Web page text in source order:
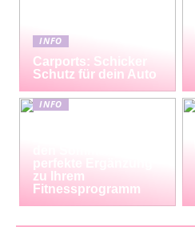
INFO
Carports: Schicker
Schutz für dein Auto
INFO
perfekte Ergänzung
zu Ihrem
Fitnessprogramm